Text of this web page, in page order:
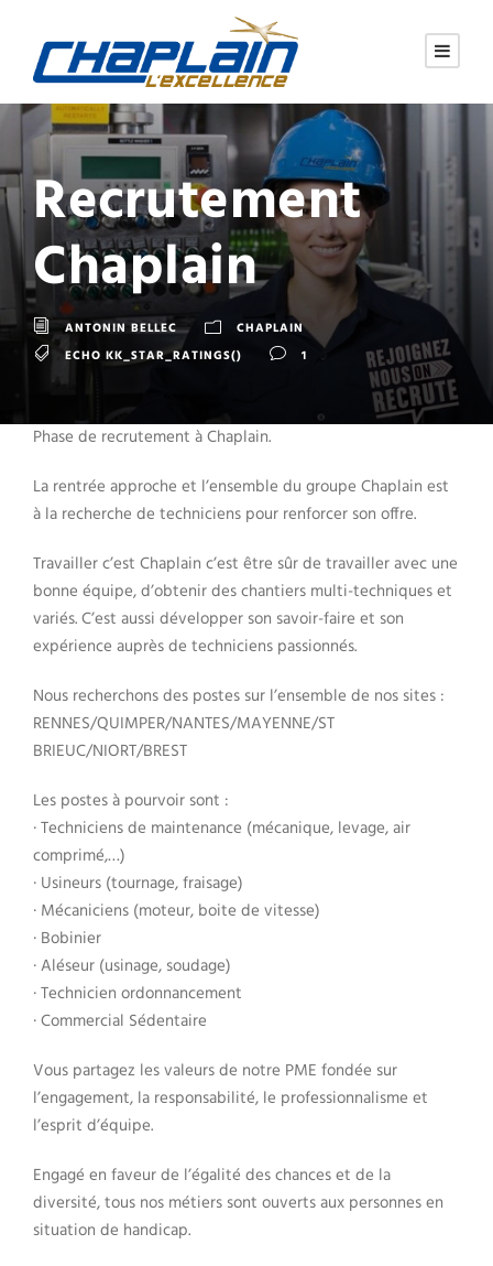
Recrutement
Chaplain
ANTONIN BELLEC
CHAPLAIN
ECHO KK_STAR_RATINGS()
1
Phase de recrutement à Chaplain.
La rentrée approche et l’ensemble du groupe Chaplain est
à la recherche de techniciens pour renforcer son offre.
Travailler c’est Chaplain c’est être sûr de travailler avec une
bonne équipe, d’obtenir des chantiers multi-techniques et
variés. C’est aussi développer son savoir-faire et son
expérience auprès de techniciens passionnés.
Nous recherchons des postes sur l’ensemble de nos sites :
RENNES/QUIMPER/NANTES/MAYENNE/ST
BRIEUC/NIORT/BREST
Les postes à pourvoir sont :
· Techniciens de maintenance (mécanique, levage, air
comprimé,…)
· Usineurs (tournage, fraisage)
· Mécaniciens (moteur, boite de vitesse)
· Bobinier
· Aléseur (usinage, soudage)
· Technicien ordonnancement
· Commercial Sédentaire
Vous partagez les valeurs de notre PME fondée sur
l’engagement, la responsabilité, le professionnalisme et
l’esprit d’équipe.
Engagé en faveur de l’égalité des chances et de la
diversité, tous nos métiers sont ouverts aux personnes en
situation de handicap.